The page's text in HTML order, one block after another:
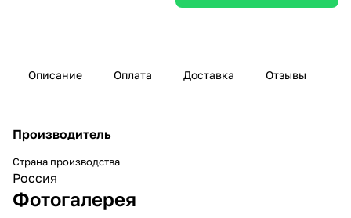
Описание Оплата Доставка Отзывы
Производитель
Страна производства
Россия
Фотогалерея